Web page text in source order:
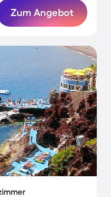
Zum Angebot